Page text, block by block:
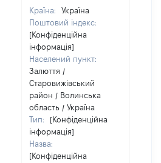
Країна:
Україна
Поштовий індекс:
[Конфіденційна
інформація]
Населений пункт:
Залюття /
Старовижівський
район / Волинська
область / Україна
Тип:
[Конфіденційна
інформація]
Назва:
[Конфіденційна